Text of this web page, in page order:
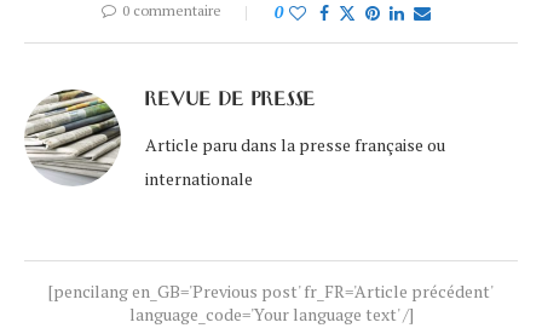
0 commentaire 0
REVUE DE PRESSE
Article paru dans la presse française ou
internationale
[pencilang en_GB='Previous post' fr_FR='Article précédent'
language_code='Your language text' /]